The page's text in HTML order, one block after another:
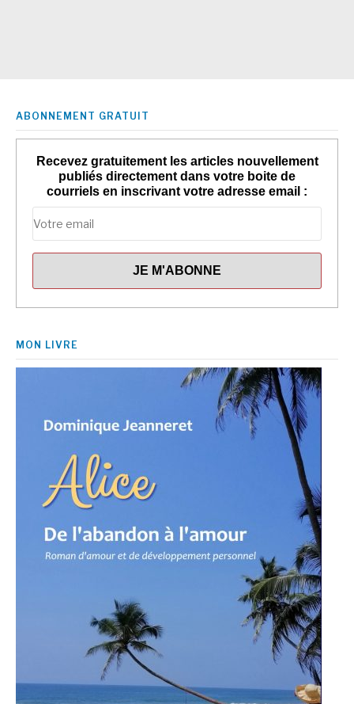
ABONNEMENT GRATUIT
Recevez gratuitement les articles nouvellement
publiés directement dans votre boite de
courriels en inscrivant votre adresse email :
MON LIVRE